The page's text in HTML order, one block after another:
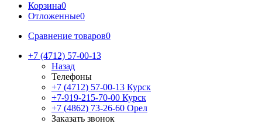
Корзина0
Отложенные0
Сравнение товаров0
+7 (4712) 57-00-13
Назад
Телефоны
+7 (4712) 57-00-13 Курск
+7-919-215-70-00 Курск
+7 (4862) 73-26-60 Орел
Заказать звонок